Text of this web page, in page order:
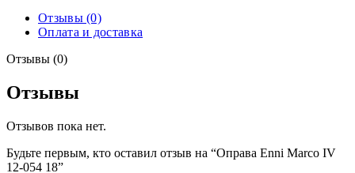
Отзывы (0)
Оплата и доставка
Отзывы (0)
Отзывы
Отзывов пока нет.
Будьте первым, кто оставил отзыв на “Оправа Enni Marco IV
12-054 18”